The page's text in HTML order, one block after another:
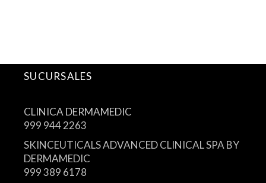
SUCURSALES
CLINICA DERMAMEDIC
999 944 2263
SKINCEUTICALS ADVANCED CLINICAL SPA BY
DERMAMEDIC
999 389 6178